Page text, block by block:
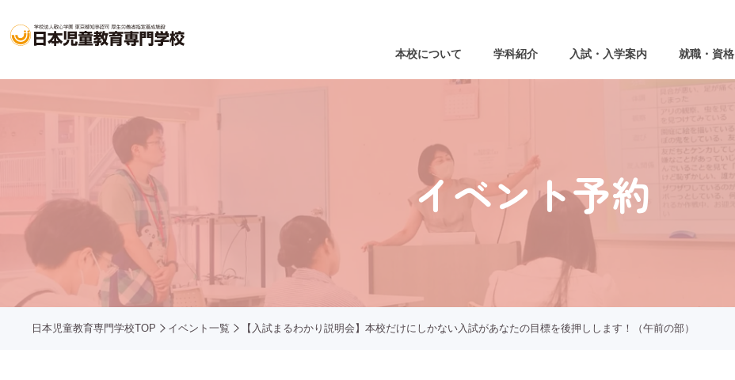
本校について 学科紹介 入試・入学案内 就職・資格
イベント予約
日本児童教育専門学校TOP イベント一覧 【入試まるわかり説明会】本校だけにしかない入試があなたの目標を後押しします！（午前の部）